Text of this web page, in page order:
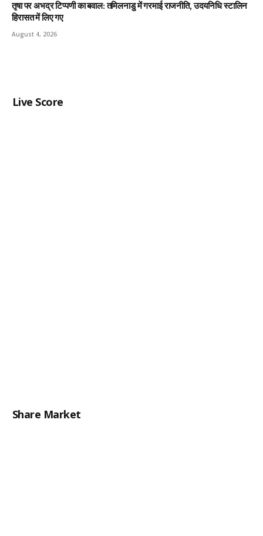
तृषा पर अभद्र टिप्पणी का बवाल: तमिलनाडु में गरमाई राजनीति, उदयनिधि स्टालिन
हिरासत में लिए गए
August 4, 2026
Live Score
Share Market